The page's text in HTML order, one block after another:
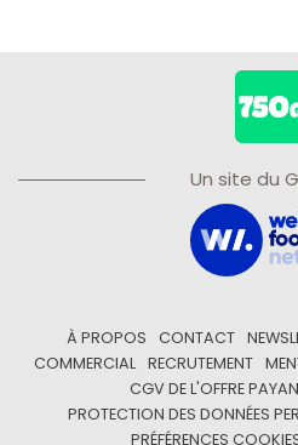
Un site du
À PROPOS CONTACT
COMMERCIAL
RECRUTEMENT
CGV DE L'OFFRE
PROTECTION DES DONNÉES
PRÉFÉRENCES